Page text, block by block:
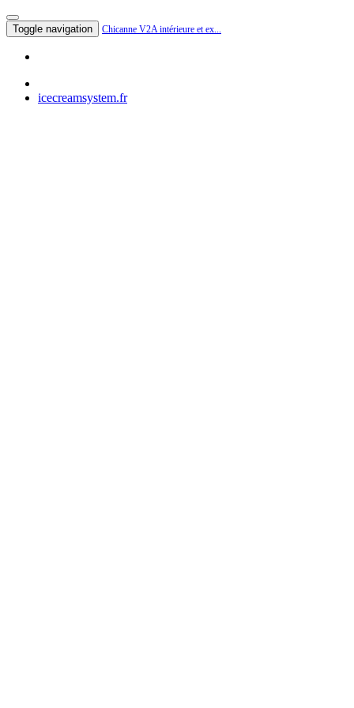
Toggle navigation Chicanne V2A intérieure et ex...
icecreamsystem.fr